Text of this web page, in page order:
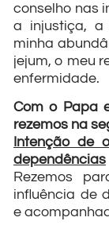
conselho nas
a injustiça, a
minha
jejum, o meu
enfermidade.
Com o Papa
rezemos na
Intenção de
dependências
Rezemos
influência de
e